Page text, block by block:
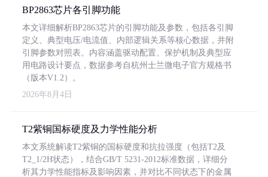
BP2863芯片各引脚功能
本文详细解析BP2863芯片的引脚功能及参数，包括各引脚
定义、典型电压/电流值、内部逻辑关系等核心数据，并附
引脚参数对照表。内容涵盖驱动配置、保护机制及典型应
用电路设计要点，数据参考自杭州士兰微电子官方规格书
（版本V1.2）。
2026年8月4日
T2紫铜国标硬度及力学性能分析
本文系统解读T2紫铜的国标硬度和抗拉强度（包括T2及
T2_1/2H状态），结合GB/T 5231-2012标准数据，详细分
析其力学性能指标及影响因素，并对比不同状态下的金属